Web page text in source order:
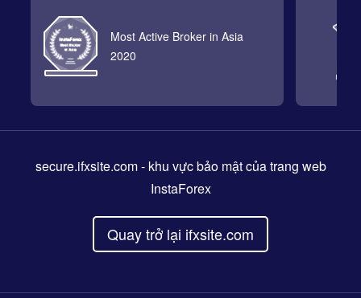
Most Active Broker in Asia
2020
secure.ifxsite.com- khu vực bảo mật của trang web
InstaForex
Quay trở lại ifxsite.com